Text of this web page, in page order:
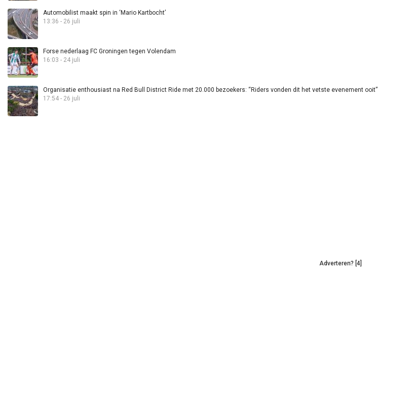
Automobilist maakt spin in ‘Mario Kartbocht’
13:36 - 26 juli
Forse nederlaag FC Groningen tegen Volendam
16:03 - 24 juli
Organisatie enthousiast na Red Bull District Ride met 20.000 bezoekers: “Riders vonden dit het vetste evenement ooit”
17:54 - 26 juli
Adverteren? [4]